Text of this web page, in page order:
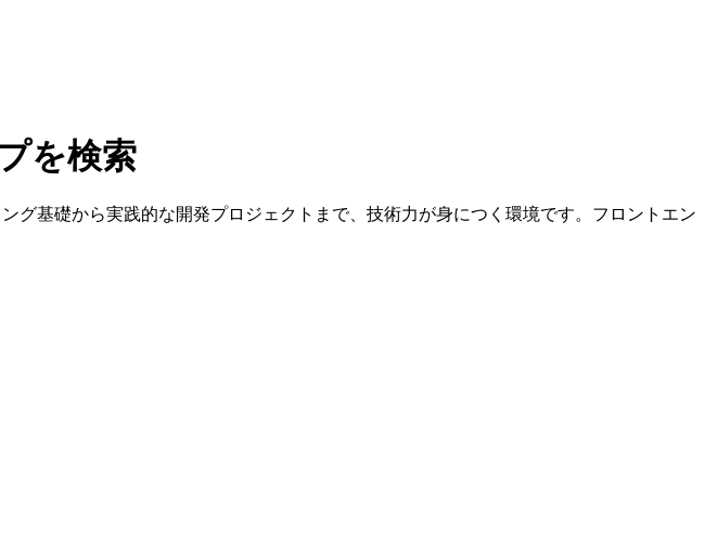
を検索
グ基礎から実践的な開発プロジェクトまで、技術力が身につく環境です。フロントエン